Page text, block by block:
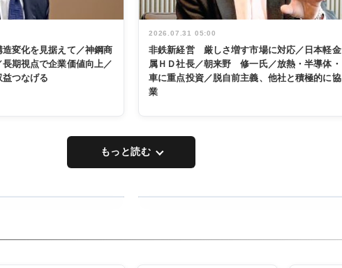
変化を見据えて／神鋼商
期視点で企業価値向上／
つなげる
2026.07.31 05:00
非鉄新経営 厳しさ増す市場に対応／日本軽金
属ＨＤ社長／朝来野 修一氏／放熱・半導体・
車に重点投資／脱自前主義、他社と積極的に協
業
もっと読む